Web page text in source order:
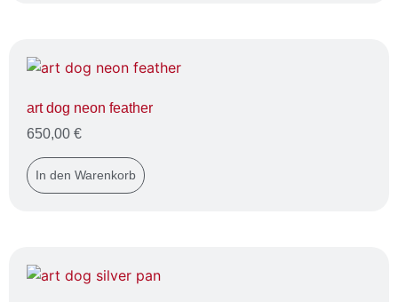
art dog neon feather
650,00 €
In den Warenkorb